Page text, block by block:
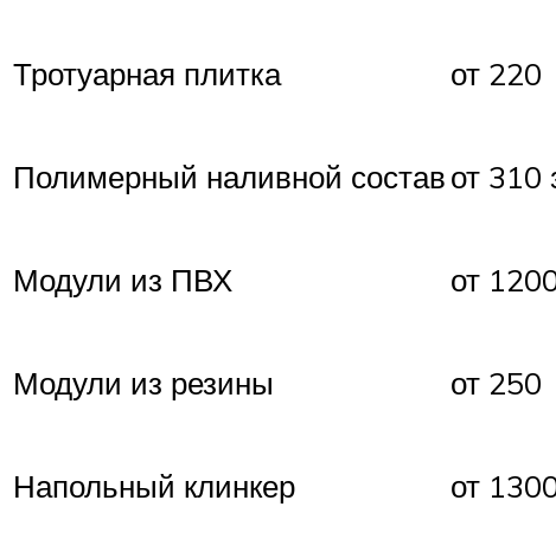
Тротуарная плитка от 220
Полимерный наливной составот 310
Модули из ПВХ от
Модули из резины от 250
Напольный клинкер от